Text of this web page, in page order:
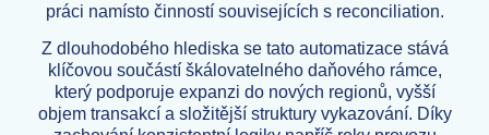
práci namísto činností souvisejících s reconciliation.
Z dlouhodobého hlediska se tato automatizace stává
klíčovou součástí škálovatelného daňového rámce,
který podporuje expanzi do nových regionů, vyšší
objem transakcí a složitější struktury vykazování. Díky